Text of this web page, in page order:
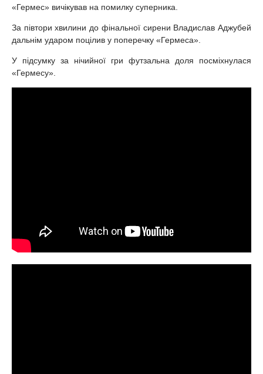
«Гермес» вичікував на помилку суперника.
За півтори хвилини до фінальної сирени Владислав Аджубей
дальнім ударом поцілив у поперечку «Гермеса».
У підсумку за нічийної гри футзальна доля посміхнулася
«Гермесу».